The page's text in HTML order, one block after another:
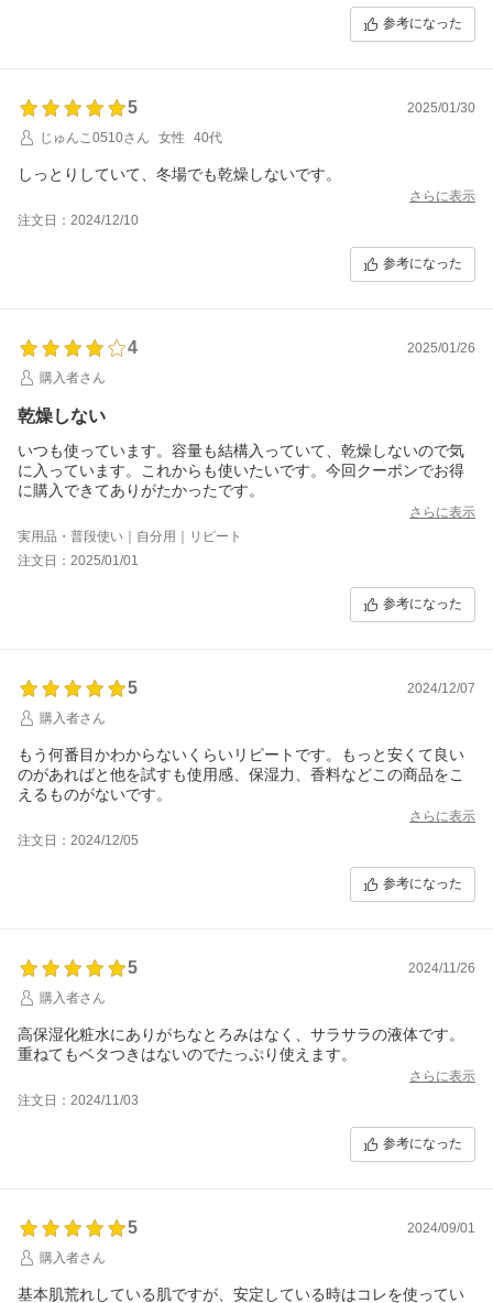
参考になった
5
2025/01/30
じゅんこ0510さん
女性 40代
しっとりしていて、冬場でも乾燥しないです。
さらに表示
注文日：2024/12/10
参考になった
4
2025/01/26
購入者さん
乾燥しない
いつも使っています。容量も結構入っていて、乾燥しないので気
に入っています。これからも使いたいです。今回クーポンでお得
に購入できてありがたかったです。
さらに表示
実用品・普段使い｜自分用｜リピート
注文日：2025/01/01
参考になった
5
2024/12/07
購入者さん
もう何番目かわからないくらいリピートです。もっと安くて良い
のがあればと他を試すも使用感、保湿力、香料などこの商品をこ
えるものがないです。
さらに表示
注文日：2024/12/05
参考になった
5
2024/11/26
購入者さん
高保湿化粧水にありがちなとろみはなく、サラサラの液体です。
重ねてもベタつきはないのでたっぷり使えます。
さらに表示
注文日：2024/11/03
参考になった
5
2024/09/01
購入者さん
基本肌荒れしている肌ですが、安定している時はコレを使ってい